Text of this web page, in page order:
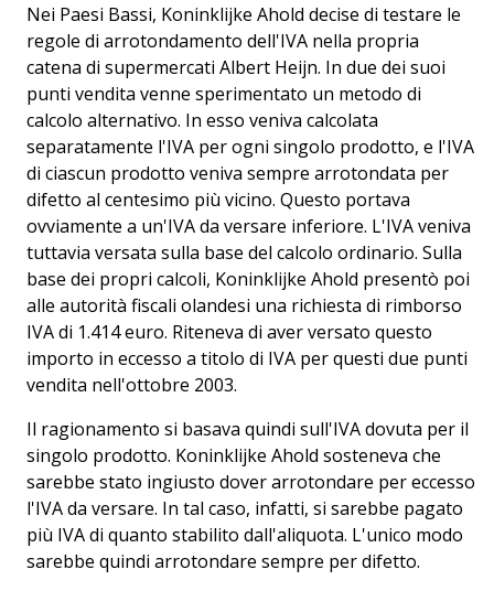
Nei Paesi Bassi, Koninklijke Ahold decise di testare le
regole di arrotondamento dell'IVA nella propria
catena di supermercati Albert Heijn. In due dei suoi
punti vendita venne sperimentato un metodo di
calcolo alternativo. In esso veniva calcolata
separatamente l'IVA per ogni singolo prodotto, e l'IVA
di ciascun prodotto veniva sempre arrotondata per
difetto al centesimo più vicino. Questo portava
ovviamente a un'IVA da versare inferiore. L'IVA veniva
tuttavia versata sulla base del calcolo ordinario. Sulla
base dei propri calcoli, Koninklijke Ahold presentò poi
alle autorità fiscali olandesi una richiesta di rimborso
IVA di 1.414 euro. Riteneva di aver versato questo
importo in eccesso a titolo di IVA per questi due punti
vendita nell'ottobre 2003.
Il ragionamento si basava quindi sull'IVA dovuta per il
singolo prodotto. Koninklijke Ahold sosteneva che
sarebbe stato ingiusto dover arrotondare per eccesso
l'IVA da versare. In tal caso, infatti, si sarebbe pagato
più IVA di quanto stabilito dall'aliquota. L'unico modo
sarebbe quindi arrotondare sempre per difetto.